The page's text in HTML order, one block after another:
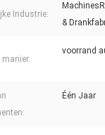
Industrie:
&
manier:
voorrand
Één Jaar